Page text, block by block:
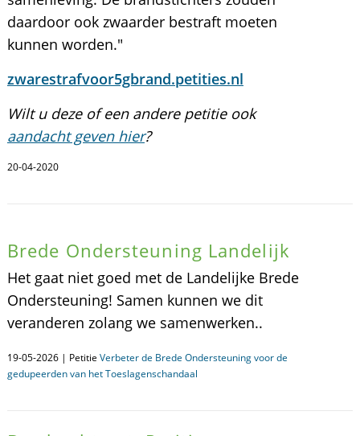
daardoor ook zwaarder bestraft moeten
kunnen worden."
zwarestrafvoor5gbrand.petities.nl
Wilt u deze of een andere petitie ook
aandacht geven hier?
20-04-2020
Brede Ondersteuning Landelijk
Het gaat niet goed met de Landelijke Brede
Ondersteuning! Samen kunnen we dit
veranderen zolang we samenwerken..
19-05-2026 | Petitie Verbeter de Brede Ondersteuning voor de
gedupeerden van het Toeslagenschandaal